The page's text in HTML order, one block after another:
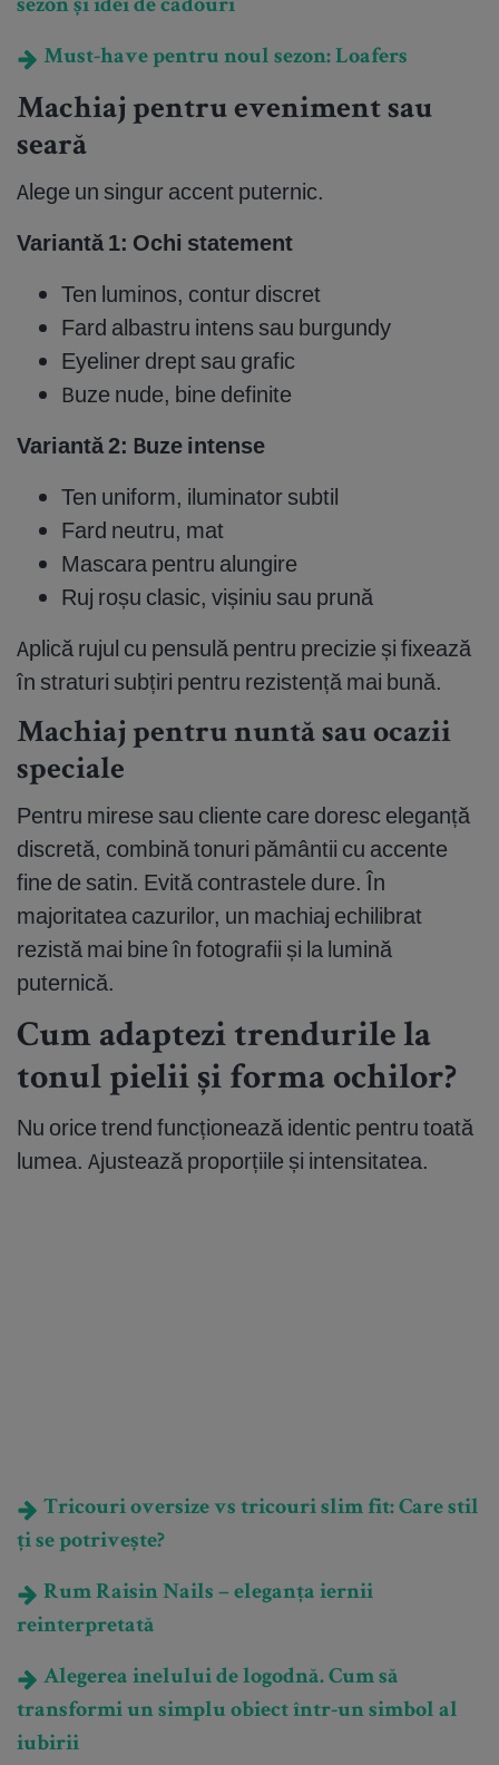
sezon și idei de cadouri
Must-have pentru noul sezon: Loafers
Machiaj pentru eveniment sau
seară
Alege un singur accent puternic.
Variantă 1: Ochi statement
Ten luminos, contur discret
Fard albastru intens sau burgundy
Eyeliner drept sau grafic
Buze nude, bine definite
Variantă 2: Buze intense
Ten uniform, iluminator subtil
Fard neutru, mat
Mascara pentru alungire
Ruj roșu clasic, vișiniu sau prună
Aplică rujul cu pensulă pentru precizie și fixează
în straturi subțiri pentru rezistență mai bună.
Machiaj pentru nuntă sau ocazii
speciale
Pentru mirese sau cliente care doresc eleganță
discretă, combină tonuri pământii cu accente
fine de satin. Evită contrastele dure. În
majoritatea cazurilor, un machiaj echilibrat
rezistă mai bine în fotografii și la lumină
puternică.
Cum adaptezi trendurile la
tonul pielii și forma ochilor?
Nu orice trend funcționează identic pentru toată
lumea. Ajustează proporțiile și intensitatea.
Tricouri oversize vs tricouri slim fit: Care stil
ți se potrivește?
Rum Raisin Nails – eleganța iernii
reinterpretată
Alegerea inelului de logodnă. Cum să
transformi un simplu obiect într-un simbol al
iubirii